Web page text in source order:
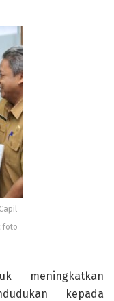
foto
meningkatkan
kepada